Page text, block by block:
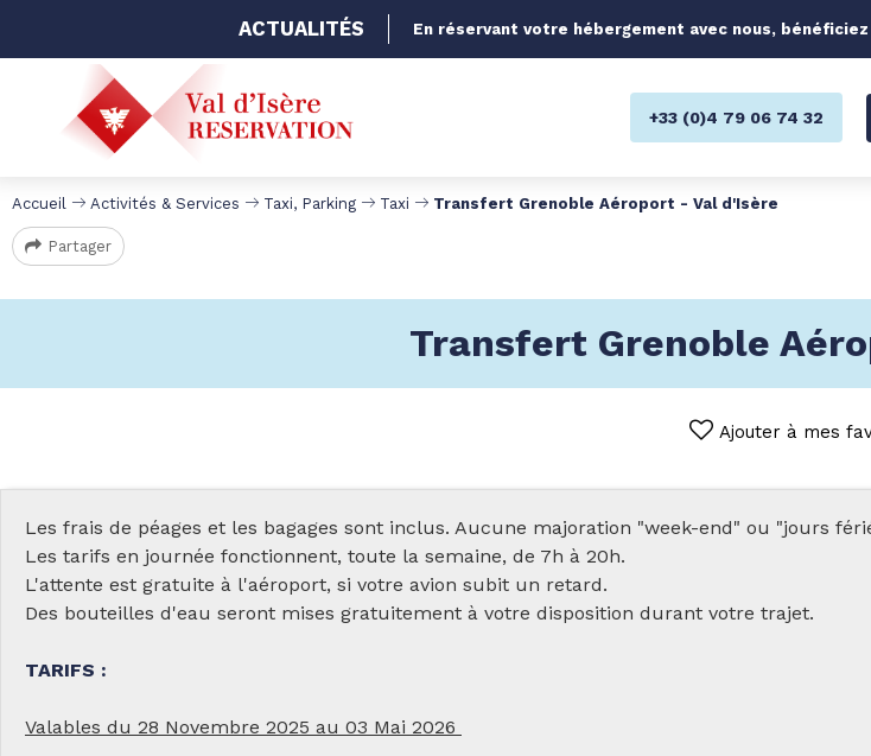
ACTUALITÉS En réservant votre hébergement avec nous,
+33 (0)4 79 06 74 32
Accueil Activités & Services Taxi, Parking Taxi Transfert Grenoble Aéroport - Val d'Isère
Partager
Transfert Grenoble
Ajouter à mes
Les frais de péages et les bagages sont inclus. Aucune majoration "week-end" ou "jours
Les tarifs en journée fonctionnent, toute la semaine, de 7h à 20h.
L'attente est gratuite à l'aéroport, si votre avion subit un retard.
Des bouteilles d'eau seront mises gratuitement à votre disposition durant votre trajet.
TARIFS :
Valables du 28 Novembre 2025 au 03 Mai 2026